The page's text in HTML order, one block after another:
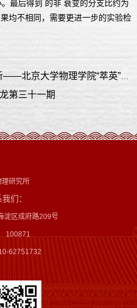
最后得到 的非 衰变的分支比约为
均不相同，需要更进一步的实验检
第三十一期
理研究所
们：
淀区成府路209号
100871
62751732